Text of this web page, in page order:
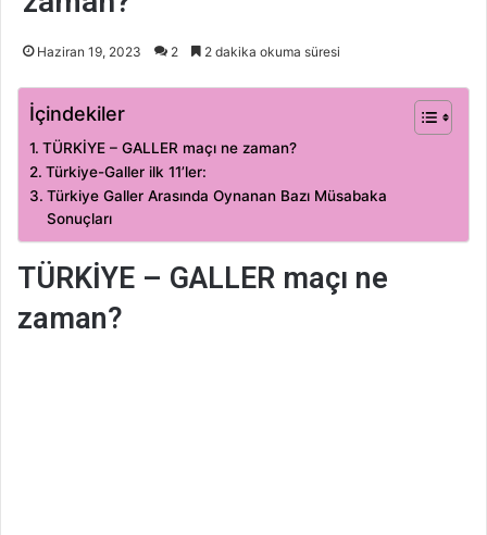
Haziran 19, 2023 2 2 dakika okuma süresi
İçindekiler
TÜRKİYE – GALLER maçı ne zaman?
Türkiye-Galler ilk 11’ler:
Türkiye Galler Arasında Oynanan Bazı Müsabaka
Sonuçları
TÜRKİYE – GALLER maçı ne
zaman?